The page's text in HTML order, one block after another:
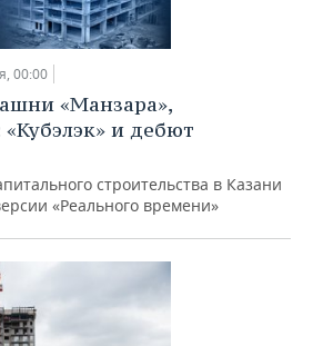
00:00
«Манзара»,
и дебют
строительства в Казани
«Реального времени»